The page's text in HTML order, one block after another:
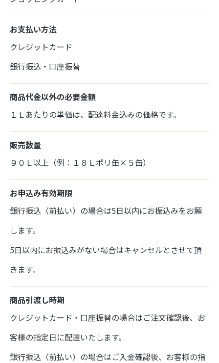
お支払い方法
クレジットカード
銀行振込・口座振替
商品代金以外の必要金額
１Ｌあたりの単価は、配達料金込みの価格です。
販売数量
９０Ｌ以上（例：１８Ｌポリ缶×５缶）
お申込み有効期限
銀行振込（前払い）の場合は5日以内にお振込みをお願
します。
5日以内にお振込みがない場合はキャンセルとさせて頂
きます。
商品引渡し時期
クレジットカード・口座振替の場合はご注文確認後、お
客様の指定日に配達いたします。
銀行振込（前払い）の場合はご入金確認後、お客様の指